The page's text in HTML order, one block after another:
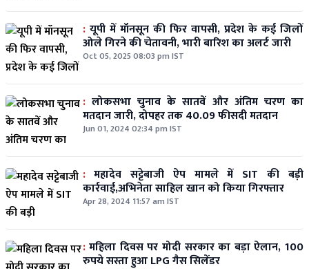
: यूपी में मॉनसून की फिर वापसी, प्रदेश के कई जिलों
ओले गिरने की चेतावनी, भारी बारिश का अलर्ट जारी
Oct 05, 2025 08:03 pm IST
: लोकसभा चुनाव के सातवें और अंतिम चरण का
मतदान जारी, दोपहर तक 40.09 फीसदी मतदान
Jun 01, 2024 02:34 pm IST
: महादेव सट्टेबाजी ऐप मामले में SIT की बड़ी
कार्रवाई,अभिनेता साहिल खान को किया गिरफ्तार
Apr 28, 2024 11:57 am IST
:महिला दिवस पर मोदी सरकार का बड़ा ऐलान, 100
रुपये सस्ता हुआ LPG गैस सिलेंडर